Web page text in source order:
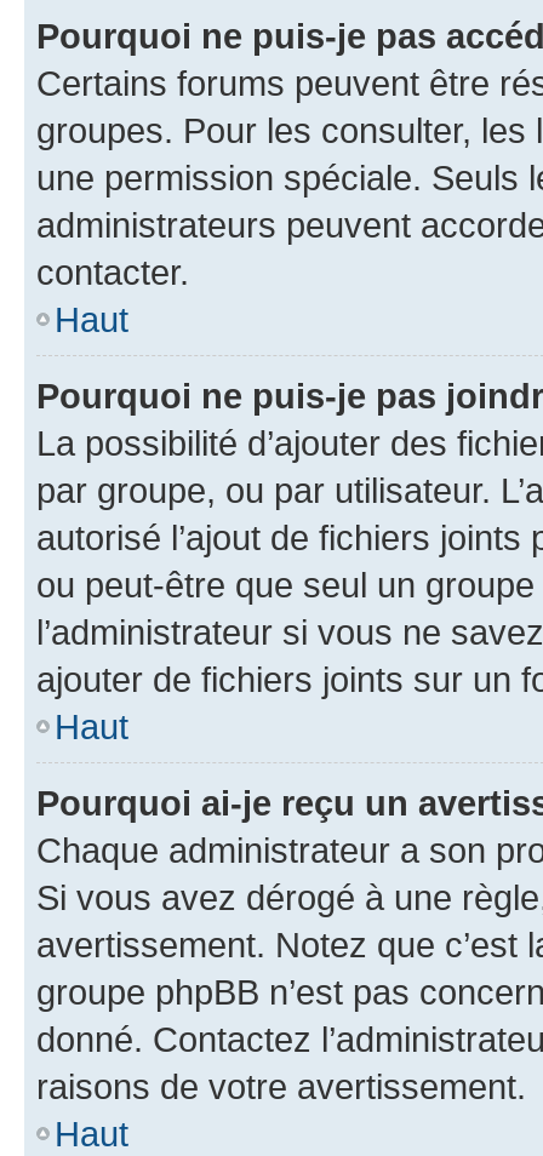
Pourquoi ne puis-je pas
Certains forums peuvent être
groupes. Pour les consulter,
une permission spéciale. Seuls
administrateurs peuvent
contacter.
Haut
Pourquoi ne puis-je pas
La possibilité d’ajouter des
par groupe, ou par utilisateur.
autorisé l’ajout de fichiers
ou peut-être que seul un
l’administrateur si vous ne
ajouter de fichiers joints sur un
Haut
Pourquoi ai-je reçu un
Chaque administrateur a son
Si vous avez dérogé à une
avertissement. Notez que c’est
groupe phpBB n’est pas
donné. Contactez
raisons de votre avertissement.
Haut